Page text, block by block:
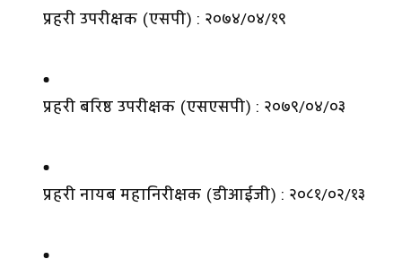
प्रहरी उपरीक्षक (एसपी) : २०७४/०४/१९
प्रहरी बरिष्ठ उपरीक्षक (एसएसपी) : २०७९/०४/०३
प्रहरी नायब महानिरीक्षक (डीआईजी) : २०८१/०२/१३